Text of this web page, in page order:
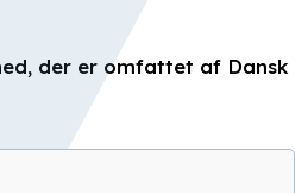
der er omfattet af Dansk